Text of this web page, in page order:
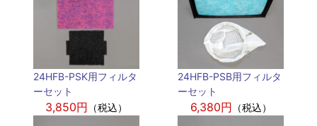
24HFB-PSK用フィルタ
ーセット
3,850円 （税込）
24HFB-PSB用フィルタ
ーセット
6,380円 （税込）